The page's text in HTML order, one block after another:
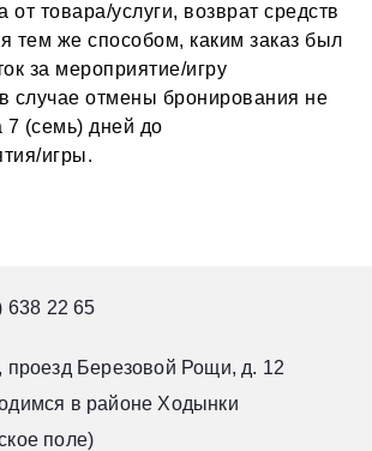
от товара/услуги, возврат средств
тем же способом, каким заказ был
за мероприятие/игру
случае отмены бронирования не
7 (семь) дней до
игры.
638 22 65
проезд Березовой Рощи, д. 12
в районе Ходынки
поле)